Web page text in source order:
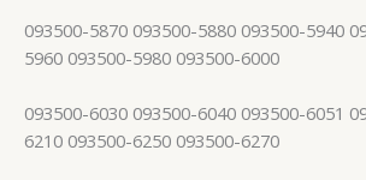
093500-5870 093500-5880 093500-5940
5960 093500-5980 093500-6000
093500-6030 093500-6040 093500-6051
6210 093500-6250 093500-6270